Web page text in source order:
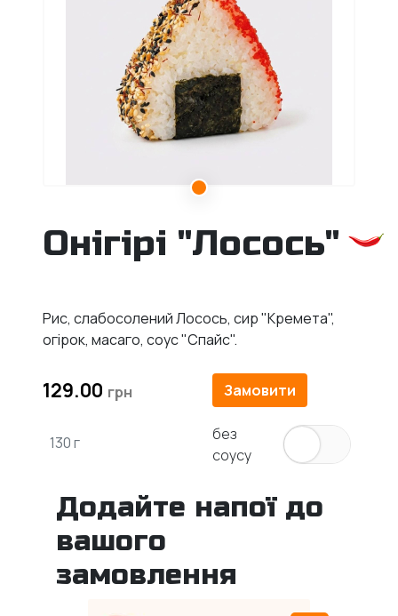
Онігірі "Лосось"
Рис, слабосолений Лосось, сир "Кремета",
огірок, масаго, соус "Спайс".
129.00 Замовити
130 г
без
соусу
Додайте напої до
вашого
замовлення